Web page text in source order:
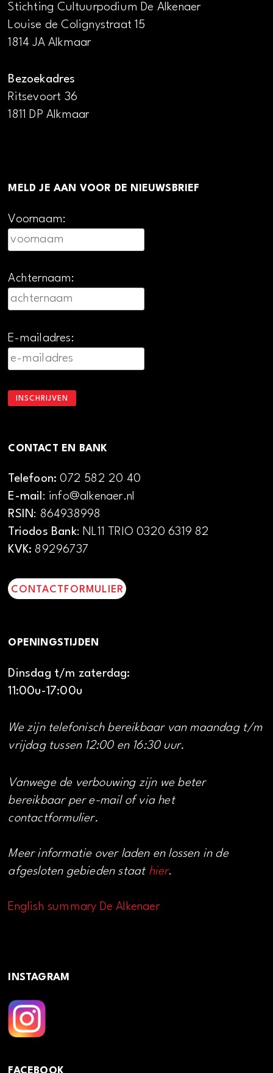
Stichting Cultuurpodium De Alkenaer
Louise de Colignystraat 15
1814 JA Alkmaar
Bezoekadres
Ritsevoort 36
1811 DP Alkmaar
MELD JE AAN VOOR DE NIEUWSBRIEF
Voornaam:
Achternaam:
E-mailadres:
CONTACT EN BANK
Telefoon:072 582 20 40
E-mail: info@alkenaer.nl
RSIN: 864938998
Triodos Bank: NL11 TRIO 0320 6319 82
KVK: 89296737
CONTACTFORMULIER
OPENINGSTIJDEN
Dinsdag t/m zaterdag:
11:00u-17:00u
We zijn telefonisch bereikbaar van maandag t/m
vrijdag tussen 12:00 en 16:30 uur.
Vanwege de verbouwing zijn we beter
bereikbaar per e-mail of via het
contactformulier.
Meer informatie over laden en lossen in de
afgesloten gebieden staat hier.
English summary De Alkenaer
INSTAGRAM